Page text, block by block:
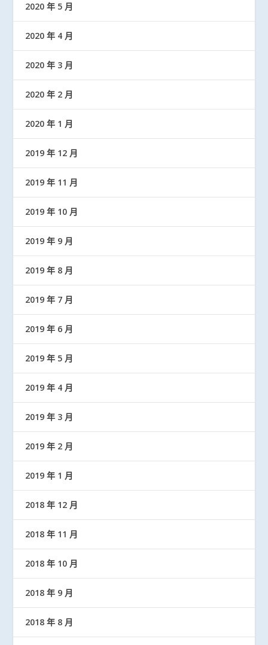
2020 年 5 月
2020 年 4 月
2020 年 3 月
2020 年 2 月
2020 年 1 月
2019 年 12 月
2019 年 11 月
2019 年 10 月
2019 年 9 月
2019 年 8 月
2019 年 7 月
2019 年 6 月
2019 年 5 月
2019 年 4 月
2019 年 3 月
2019 年 2 月
2019 年 1 月
2018 年 12 月
2018 年 11 月
2018 年 10 月
2018 年 9 月
2018 年 8 月